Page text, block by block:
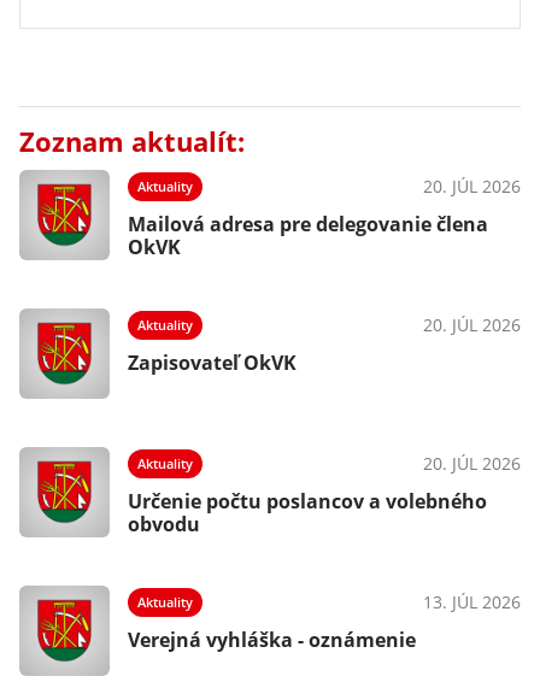
Zoznam aktualít:
Aktuality 20. JÚL 2026
Mailová adresa pre delegovanie člena
OkVK
Aktuality 20. JÚL 2026
Zapisovateľ OkVK
Aktuality 20. JÚL 2026
Určenie počtu poslancov a volebného
obvodu
Aktuality 13. JÚL 2026
Verejná vyhláška - oznámenie